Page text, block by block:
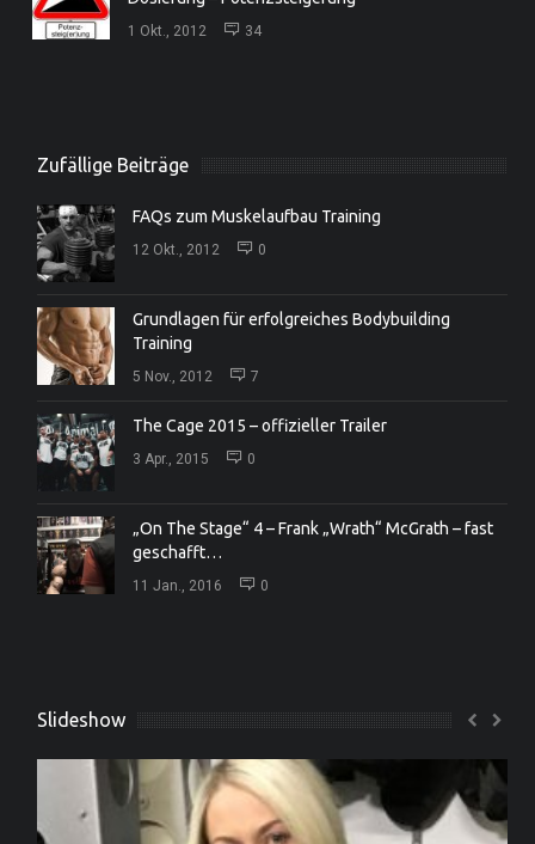
1 Okt., 2012 34
Zufällige Beiträge
FAQs zum Muskelaufbau Training
12 Okt., 2012 0
Grundlagen für erfolgreiches Bodybuilding
Training
5 Nov., 2012 7
The Cage 2015 – offizieller Trailer
3 Apr., 2015 0
„On The Stage“ 4 – Frank „Wrath“ McGrath – fast
geschafft…
11 Jan., 2016 0
Slideshow